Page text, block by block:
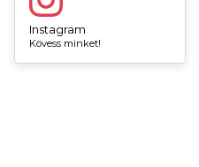
Instagram
Kövess minket!